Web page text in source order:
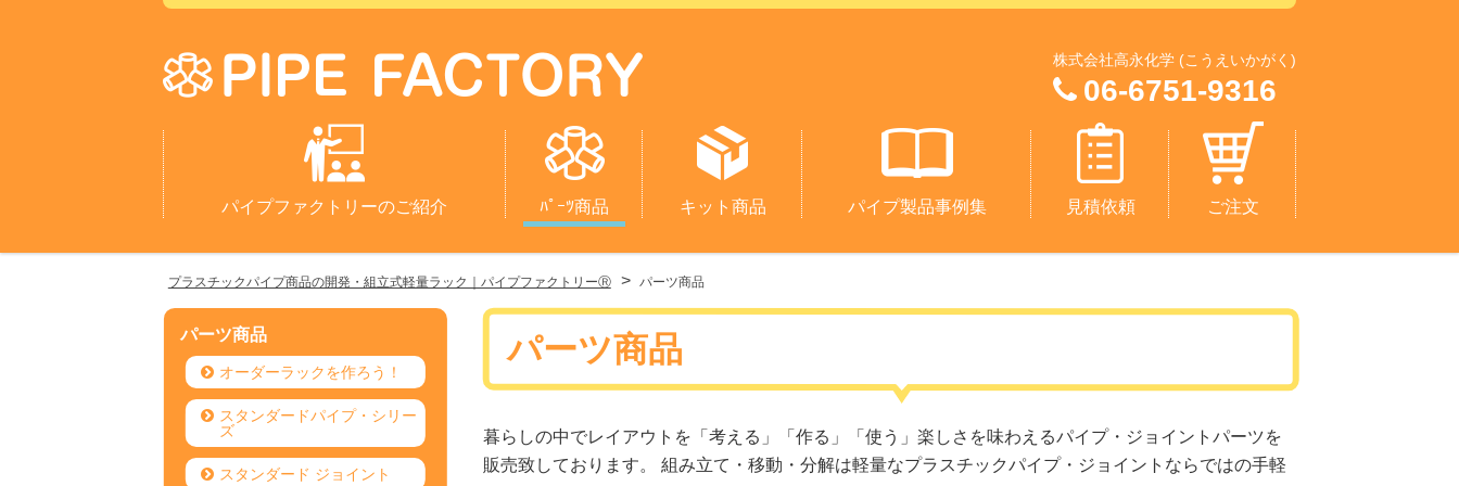
株式会社高永化学 (こうえいかがく)
06-6751-9316
パイプファクトリーのご紹介 ﾊﾟｰﾂ商品 キット商品 パイプ製品事例集 見積依頼 ご注文
プラスチックパイプ商品の開発・組立式軽量ラック｜パイプファクトリーⓇ > パーツ商品
パーツ商品
暮らしの中でレイアウトを「考える」「作る」「使う」楽しさを味わえるパイプ・ジョイントパーツを
販売致しております。 組み立て・移動・分解は軽量なプラスチックパイプ・ジョイントならではの手軽
パーツ商品
オーダーラックを作ろう！
スタンダードパイプ・シリー
ズ
スタンダード ジョイント